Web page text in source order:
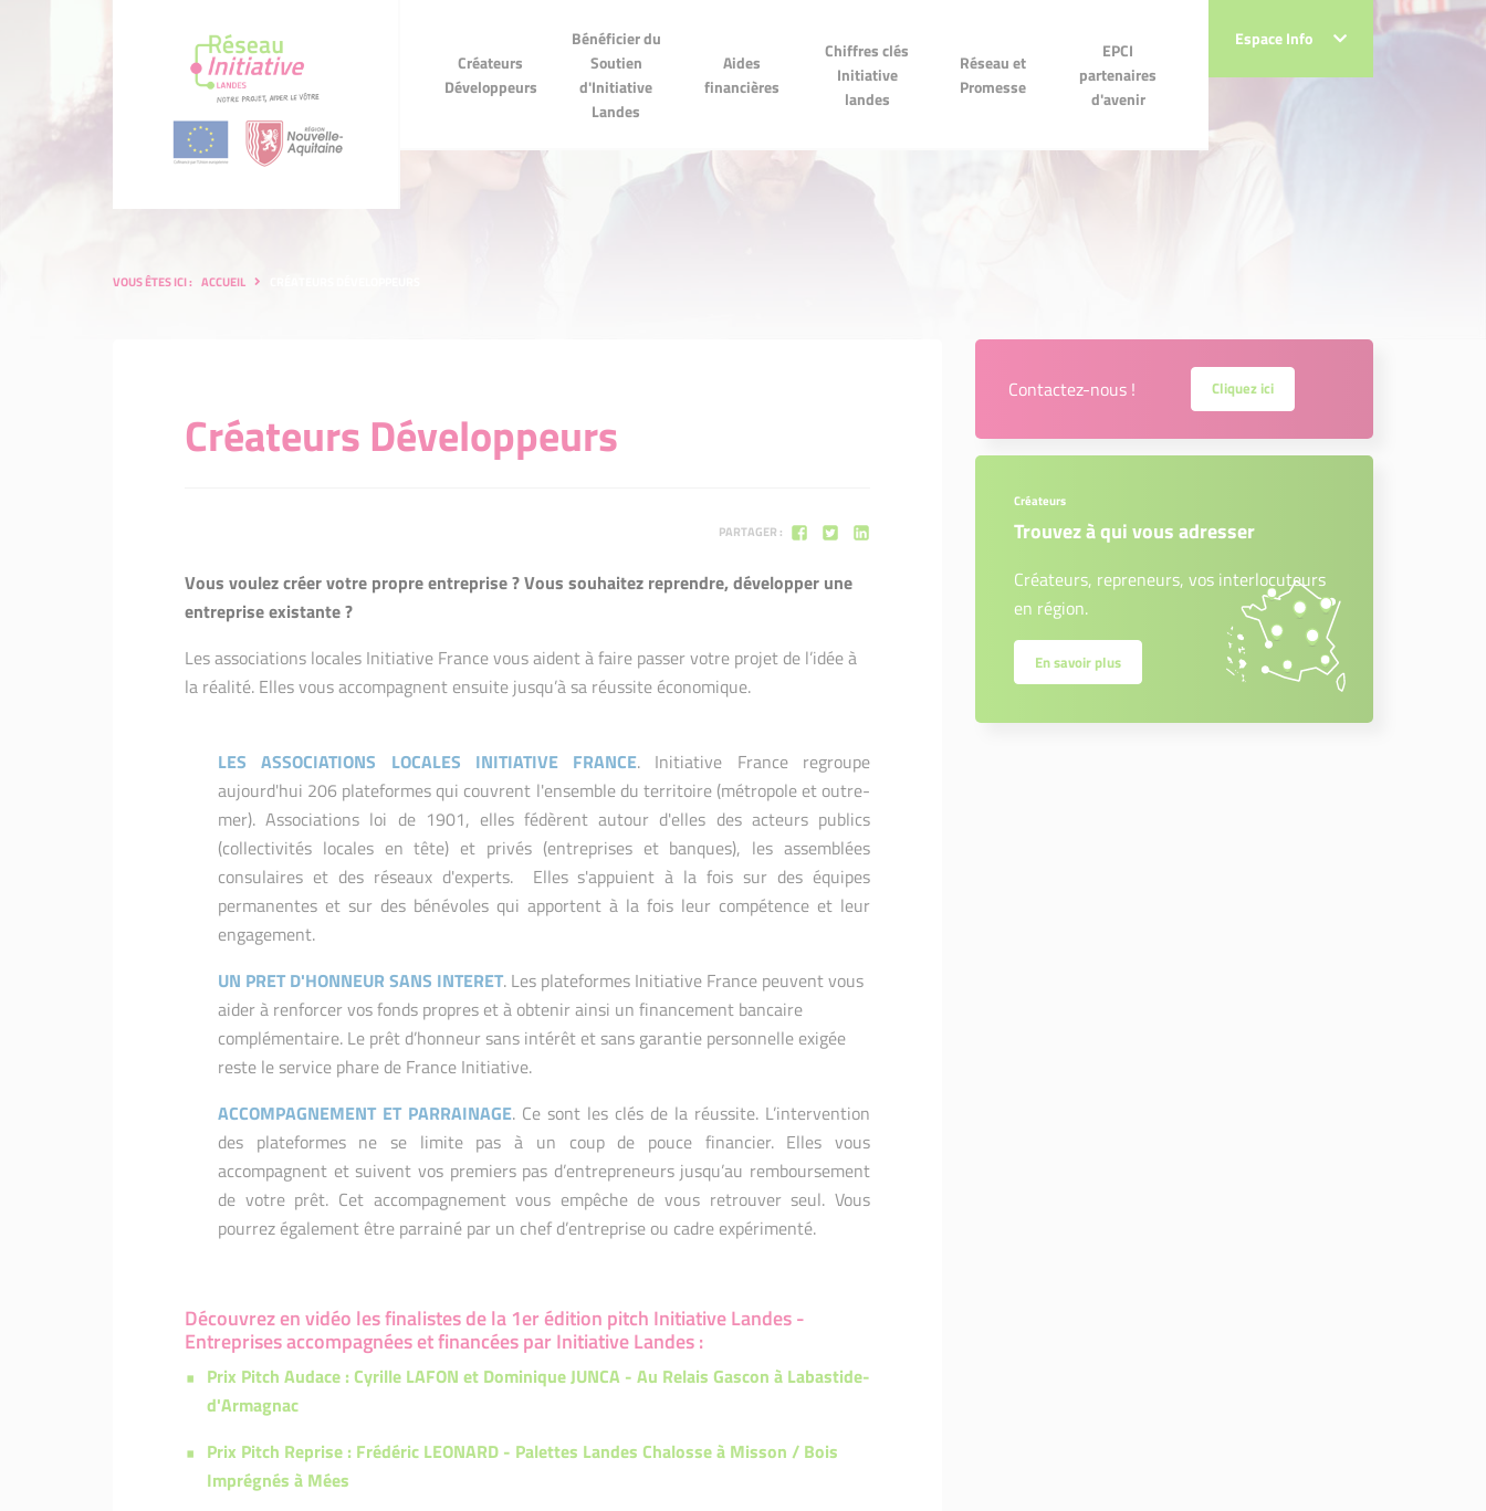
Créateurs
Développeurs
Bénéficier du
Soutien
d'Initiative
Landes
Aides
financières
Chiffres clés
Initiative
landes
Réseau et
Promesse
EPCI
partenaires
d'avenir
Espace Info
Bénéficier du
Soutien
d'Initiative Landes
Aides financières
Chiffres clés
Initiative landes
Promesse
EPCI partenaires
d'avenir
Espace Info
VOUS ÊTES ICI : ACCUEIL
Créateurs Développeurs
PARTAGER :
Vous voulez créer votre propre entreprise ? Vous souhaitez reprendre, développer une
entreprise existante ?
Les associations locales Initiative France vous aident à faire passer votre projet de l’idée à
la réalité. Elles vous accompagnent ensuite jusqu’à sa réussite économique.
LES ASSOCIATIONS LOCALES INITIATIVEFRANCE. Initiative France regroupe
aujourd'hui 206 plateformes qui couvrent l'ensemble du territoire (métropole et outre-
mer). Associations loi de 1901, elles fédèrent autour d'elles des acteurs publics
(collectivités locales en tête) et privés (entreprises et banques), les assemblées
consulaires et des réseaux d'experts. Elles s'appuient à la fois sur des équipes
permanentes et sur des bénévoles qui apportent à la fois leur compétence et leur
engagement.
UN PRET D'HONNEUR SANS INTERET. Les plateformes Initiative France peuvent vous
aider à renforcer vos fonds propres et à obtenir ainsi un financement bancaire
complémentaire. Le prêt d’honneur sans intérêt et sans garantie personnelle exigée
reste le service phare de France Initiative.
ACCOMPAGNEMENT ET PARRAINAGE. Ce sont les clés de la réussite. L’intervention
des plateformes ne se limite pas à un coup de pouce financier. Elles vous
accompagnent et suivent vos premiers pas d’entrepreneurs jusqu’au remboursement
de votre prêt. Cet accompagnement vous empêche de vous retrouver seul. Vous
pourrez également être parrainé par un chef d’entreprise ou cadre expérimenté.
Découvrez en vidéo les finalistes de la 1er édition pitch Initiative Landes -
Entreprises accompagnées et financées par Initiative Landes :
Prix Pitch Audace : Cyrille LAFON et Dominique JUNCA - Au Relais Gascon à Labastide-
d'Armagnac
Prix Pitch Reprise : Frédéric LEONARD - Palettes Landes Chalosse à Misson / Bois
Imprégnés à Mées
Contactez-nous ! Cliquez ici
Créateurs
Trouvez à qui vous adresser
Créateurs, repreneurs, vos interlocuteurs
en région.
En savoir plus